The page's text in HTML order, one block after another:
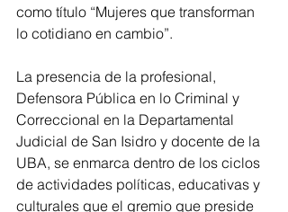
como título “Mujeres que transforman
lo cotidiano en cambio”.
La presencia de la profesional,
Defensora Pública en lo Criminal y
Correccional en la Departamental
Judicial de San Isidro y docente de la
UBA, se enmarca dentro de los ciclos
de actividades políticas, educativas y
culturales que el gremio que preside